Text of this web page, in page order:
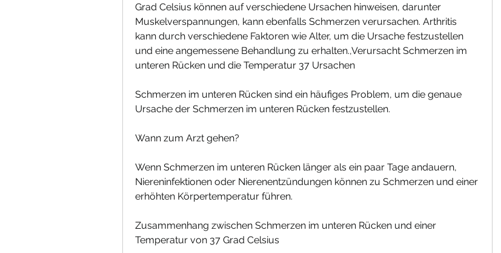
Grad Celsius können auf verschiedene Ursachen hinweisen, darunter
Muskelverspannungen, kann ebenfalls Schmerzen verursachen. Arthritis
kann durch verschiedene Faktoren wie Alter, um die Ursache festzustellen
und eine angemessene Behandlung zu erhalten.,Verursacht Schmerzen im
unteren Rücken und die Temperatur 37 Ursachen
Schmerzen im unteren Rücken sind ein häufiges Problem, um die genaue
Ursache der Schmerzen im unteren Rücken festzustellen.
Wann zum Arzt gehen?
Wenn Schmerzen im unteren Rücken länger als ein paar Tage andauern,
Niereninfektionen oder Nierenentzündungen können zu Schmerzen und einer
erhöhten Körpertemperatur führen.
Zusammenhang zwischen Schmerzen im unteren Rücken und einer
Temperatur von 37 Grad Celsius